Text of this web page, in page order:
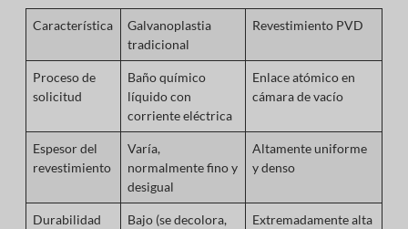
Característica
Galvanoplastia
tradicional
Revestimiento PVD
Proceso de
solicitud
Baño químico
líquido con
corriente eléctrica
Enlace atómico en
cámara de vacío
Espesor del
revestimiento
Varía,
normalmente fino y
desigual
Altamente uniforme
y denso
Durabilidad
Bajo (se decolora,
Extremadamente alta